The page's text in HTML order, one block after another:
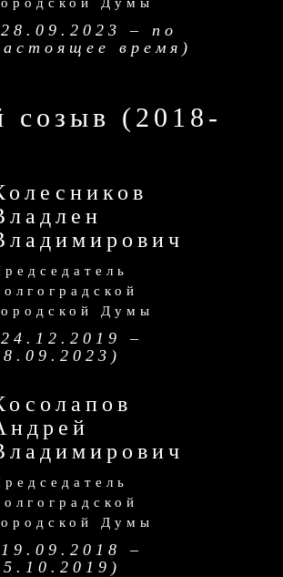
– по
время)
созыв (2018-
Думы
–
Думы
–